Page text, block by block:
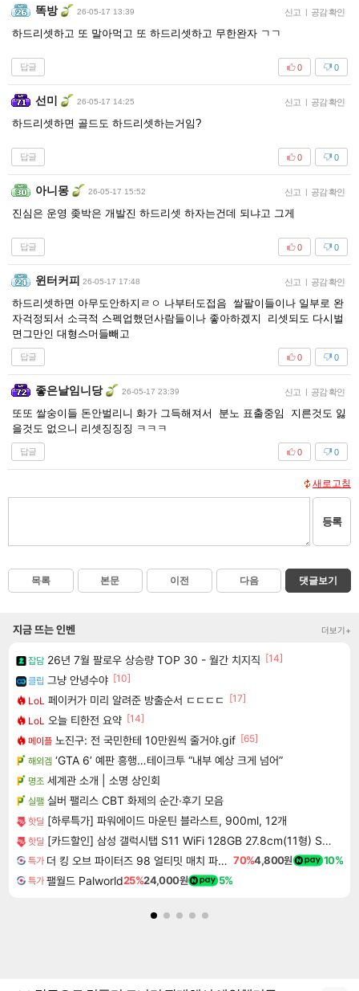
똑방 26-05-17 13:39 신고 | 공감 확인
하드리셋하고 또 말아먹고 또 하드리셋하고 무한완자 ㄱㄱ
답글 0
0
선미 26-05-17 14:25 신고 | 공감 확인
하드리셋하면 골드도 하드리셋하는거임?
답글 0
0
아니몽 26-05-17 15:52 신고 | 공감 확인
진심은 운영 좆박은 개발진 하드리셋 하자는건데 되냐고 그게
답글 0
0
윈터커피 26-05-17 17:48 신고 | 공감 확인
하드리셋하면 아무도안하지ㄹㅇ 나부터도접음 쌀팔이들이나 일부로 완
자걱정되서 소극적 스펙업했던사람들이나 좋아하겠지 리셋되도 다시벌
면그만인 대형스머들빼고
답글 0
0
좋은날임니당 26-05-17 23:39 신고 | 공감 확인
또또 쌀숭이들 돈안벌리니 화가 그득해져서 분노 표출중임 지른것도 잃
을것도 없으니 리셋징징징 ㅋㅋㅋ
답글 0
0
새로고침
등록
목록 본문 이전 다음 댓글보기
지금 뜨는 인벤 더보기+
잡담 26년 7월 팔로우 상승량 TOP 30 - 월간 치지직 [14]
클립 그냥 안녕수야 [10]
LoL 페이커가 미리 알려준 방출순서 ㄷㄷㄷㄷ
[17]
LoL 오늘 티한전 요약 [14]
메이플 노진구: 전 국민한테 10만원씩 줄거야.gif [65]
해외겜 ‘GTA 6’ 예판 흥행…테이크투 “내부 예상 크게 넘어”
명조 세계관 소개 | 소명 상인회
실팰 실버 팰리스 CBT 화제의 순간·후기 모음
핫딜 [하루특가] 파워에이드 마운틴 블라스트, 900ml, 12개
핫딜 [카드할인] 삼성 갤럭시탭 S11 WiFi 128GB 27.8cm(11형) S펜포함 태블릿PC
특가 더 킹 오브 파이터즈 98 얼티밋 매치 파이널 에디션 THE KING OF FIGHTERS 98 ULTIMATE MATCH FINAL EDITION 70%4,800원 10%
특가 팰월드 Palworld25%24,000원 5%